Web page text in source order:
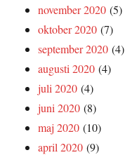
november 2020 (5)
oktober 2020 (7)
september 2020 (4)
augusti 2020 (4)
juli 2020 (4)
juni 2020 (8)
maj 2020 (10)
april 2020 (9)